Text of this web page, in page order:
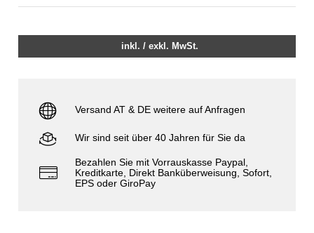
inkl. / exkl. MwSt.
Versand AT & DE weitere auf Anfragen
Wir sind seit über 40 Jahren für Sie da
Bezahlen Sie mit Vorrauskasse Paypal,
Kreditkarte, Direkt Banküberweisung, Sofort,
EPS oder GiroPay